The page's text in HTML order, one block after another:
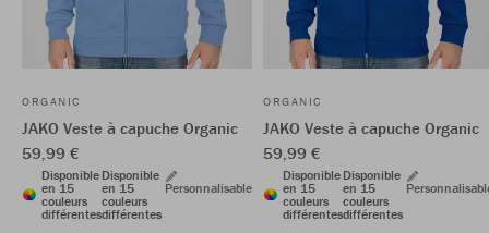
ORGANIC
JAKO Veste à capuche Organic
59,99 €
Disponible
en 15
couleurs
différentes
Disponible
en 15
couleurs
différentes
Personnalisable
ORGANIC
JAKO Veste à capuche Organic
59,99 €
Disponible
en 15
couleurs
différentes
Disponible
en 15
couleurs
différentes